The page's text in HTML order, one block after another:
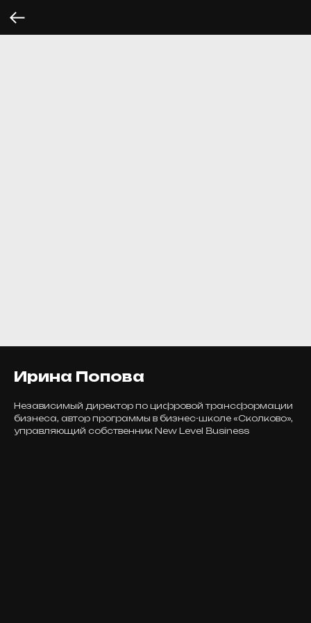
Ирина Попова
Независимый директор по цифровой трансформации
бизнеса, автор программы в бизнес-школе «Сколково»,
управляющий собственник New Level Business